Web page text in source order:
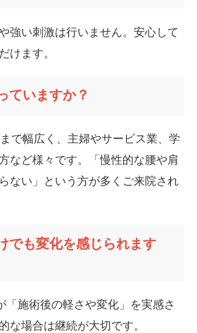
強い刺激は行いません。安心して
けます。
ていますか？
で幅広く、主婦やサービス業、学
など様々です。「慢性的な腰や肩
ない」という方が多くご来院され
でも変化を感じられます
「施術後の軽さや変化」を実感さ
な場合は継続が大切です。